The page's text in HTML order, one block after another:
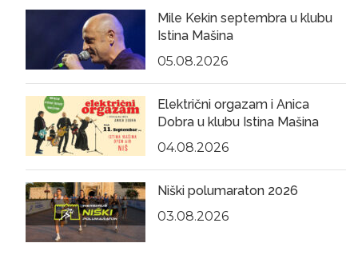
Mile Kekin septembra u klubu
Istina Mašina
05.08.2026
Električni orgazam i Anica
Dobra u klubu Istina Mašina
04.08.2026
Niški polumaraton 2026
03.08.2026